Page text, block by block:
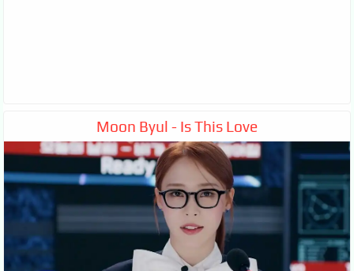
Moon Byul - Is This Love